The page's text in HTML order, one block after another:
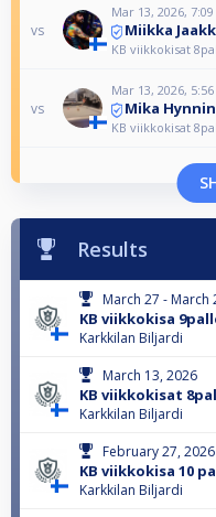
vs
Mar 13, 2026, 7:09
Miikka
KB viikkokisat
vs
Mar 13, 2026, 5:56
Mika
KB viikkokisat
Results
March 27 - March
KB viikkokisa
Karkkilan Biljardi
March 13, 2026
KB viikkokisat
Karkkilan Biljardi
February 27, 2026
KB viikkokisa 10
Karkkilan Biljardi